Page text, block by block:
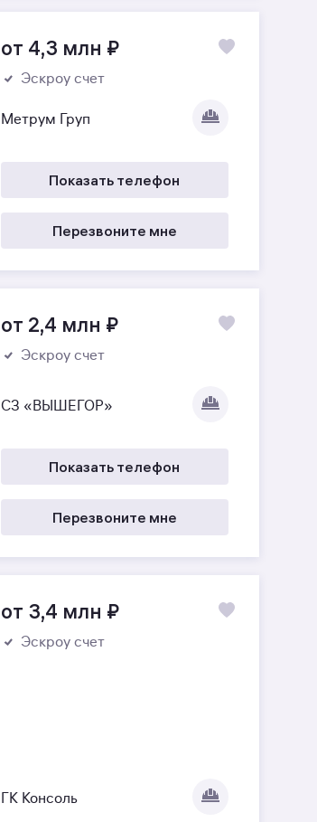
от 4,3 млн ₽
Эскроу счет
Метрум Груп
Показать телефон
Перезвоните мне
от 2,4 млн ₽
Эскроу счет
СЗ «ВЫШЕГОР»
Показать телефон
Перезвоните мне
от 3,4 млн ₽
Эскроу счет
ГК Консоль